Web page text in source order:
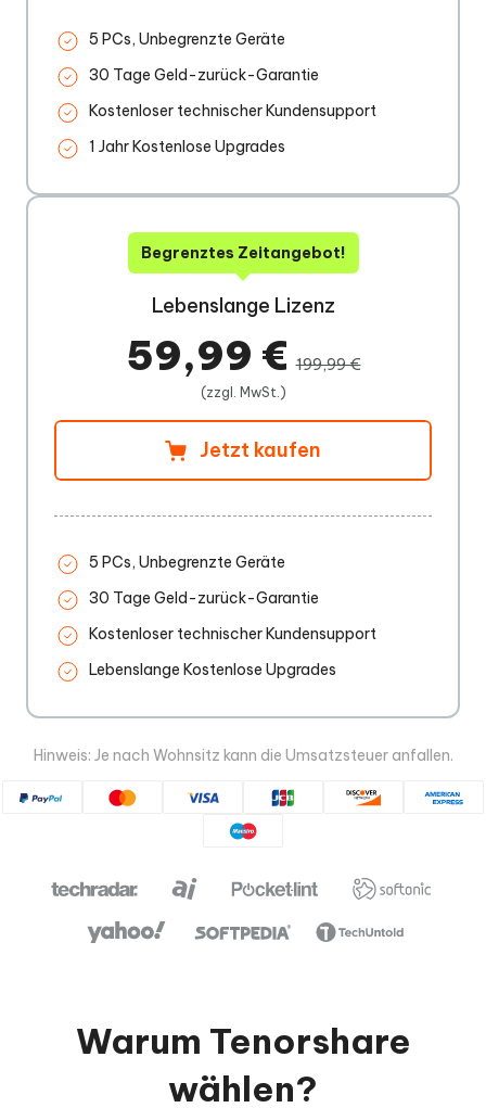
5 PCs, Unbegrenzte Geräte
30 Tage Geld-zurück-Garantie
Kostenloser technischer Kundensupport
1 Jahr Kostenlose Upgrades
Begrenztes Zeitangebot!
Lebenslange Lizenz
59,99 €199,99 €
(zzgl. MwSt.)
Jetzt kaufen
5 PCs, Unbegrenzte Geräte
30 Tage Geld-zurück-Garantie
Kostenloser technischer Kundensupport
Lebenslange Kostenlose Upgrades
Hinweis: Je nach Wohnsitz kann die Umsatzsteuer anfallen.
Warum Tenorshare
wählen?